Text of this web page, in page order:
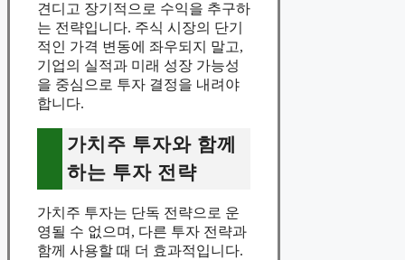
견디고 장기적으로 수익을 추구하
는 전략입니다. 주식 시장의 단기
적인 가격 변동에 좌우되지 말고,
기업의 실적과 미래 성장 가능성
을 중심으로 투자 결정을 내려야
합니다.
가치주 투자와 함께
하는 투자 전략
가치주 투자는 단독 전략으로 운
영될 수 없으며, 다른 투자 전략과
함께 사용할 때 더 효과적입니다.